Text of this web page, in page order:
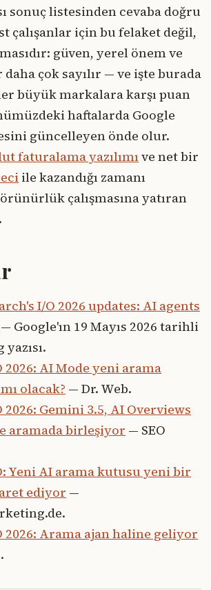
sonuç listesinden cevaba doğru
çalışanlar için bu felaket değil,
güven, yerel önem ve
çok sayılır — ve işte burada
büyük markalara karşı puan
haftalarda Google
güncelleyen önde olur.
faturalama yazılımıve net bir
ile kazandığı zamanı
çalışmasına yatıran
I/O 2026 updates: AI agents
— Google'ın 19 Mayıs 2026 tarihli
2026: AI Mode yeni arama
olacak? — Dr. Web.
2026: Gemini 3.5, AI Overviews
aramada birleşiyor — SEO
Yeni AI arama kutusu yeni bir
ediyor —
2026: Arama ajan haline geliyor